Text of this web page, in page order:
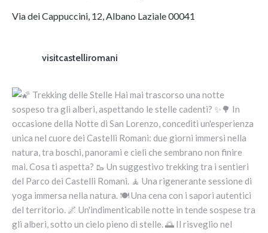
Via dei Cappuccini, 12, Albano Laziale 00041
visitcastelliromani